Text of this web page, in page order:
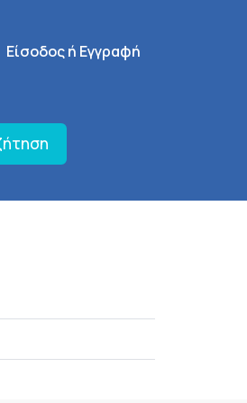
Menu
Είσοδος ή Εγγραφή